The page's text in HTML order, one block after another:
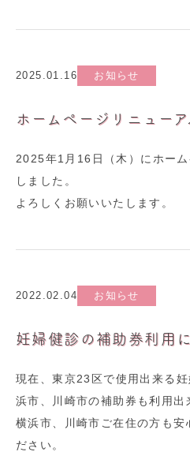
2025.01.16 お知らせ
ホームページリニューア
2025年1月16日（木）にホー
しました。
よろしくお願いいたします。
2022.02.04 お知らせ
妊婦健診の補助券利用
現在、東京23区で使用出来る
浜市、川崎市の補助券も利用出
横浜市、川崎市ご在住の方も安
ださい。